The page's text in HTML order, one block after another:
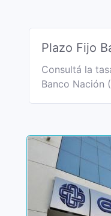
Plazo Fijo
Consultá la
Banco Nación